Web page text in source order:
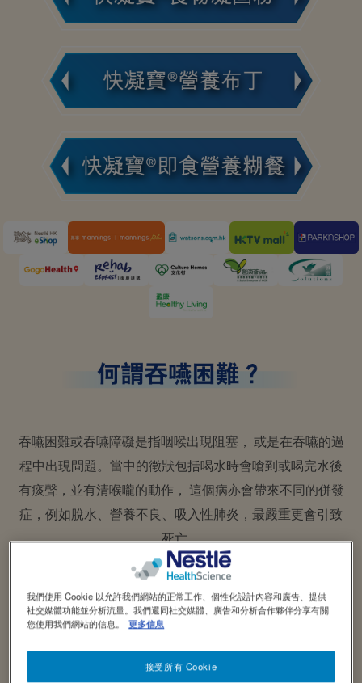
吞嚥困難或吞嚥障礙是指咽喉出現阻塞， 或是在吞嚥的過
程中出現問題。當中的徵狀包括喝水時會嗆到或喝完水後
有痰聲，並有清喉嚨的動作， 這個病亦會帶來不同的併發
症，例如脫水、營養不良、吸入性肺炎，最嚴重更會引致
死亡。
快凝寶 ® 系列專為吞嚥及咀嚼困難人士而設， 備有凝固粉
滑的營養布丁和即食營養糊餐 ， 適合吞嚥、咀嚼困難人
士食用 。
我們使用 Cookie 以允許我們網站的正常工作、個性化設計內容和廣告、提供
社交媒體功能並分析流量。我們還同社交媒體、廣告和分析合作夥伴分享有關
您使用我們網站的信息。
更多信息
接受所有 Cookie